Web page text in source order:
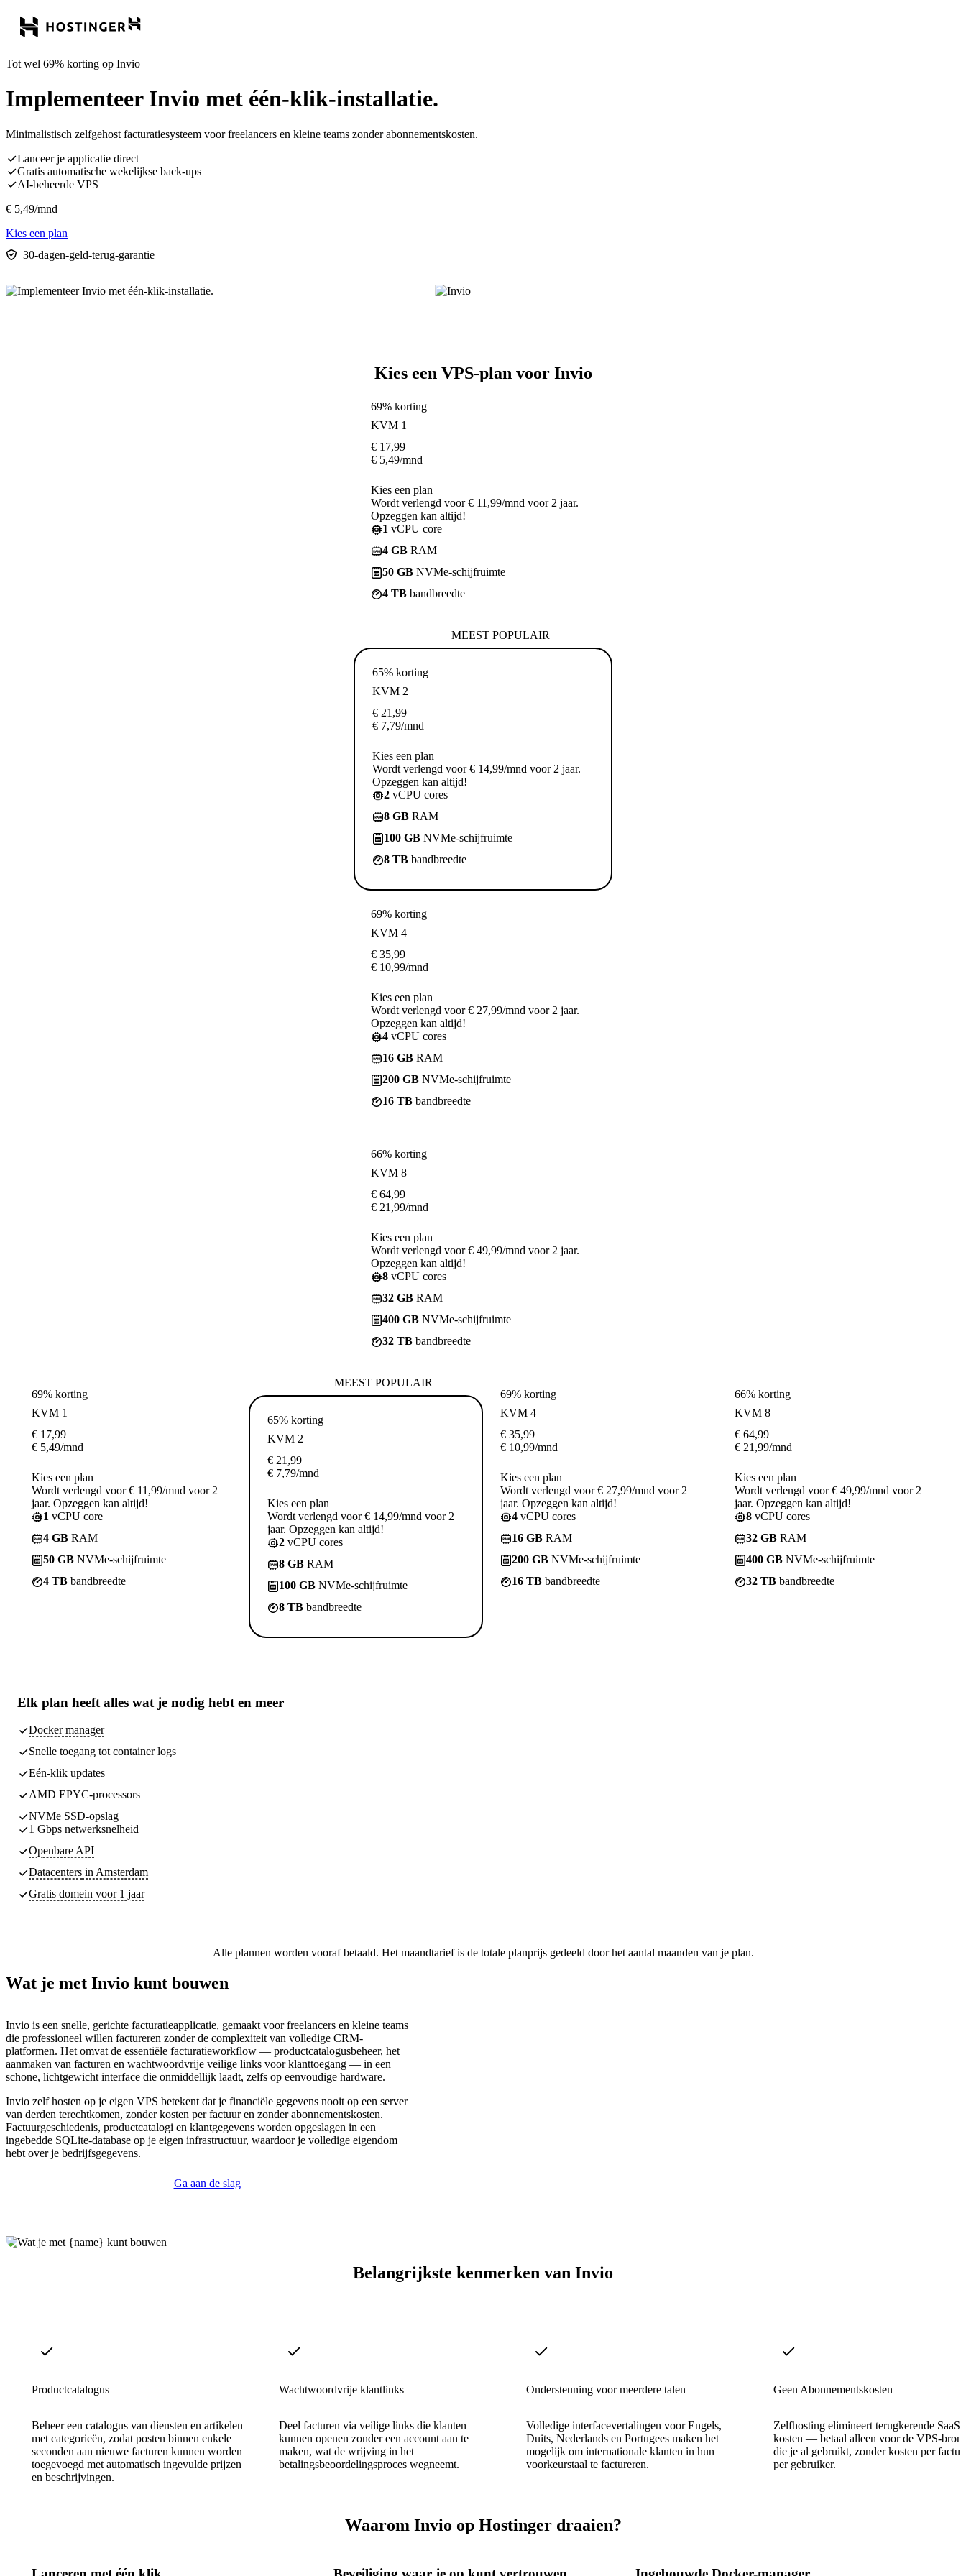
Tot wel 69% korting op Invio
Implementeer Invio met één-klik-installatie.
Minimalistisch zelfgehost facturatiesysteem voor freelancers en kleine teams zonder abonnementskosten.
Lanceer je applicatie direct
Gratis automatische wekelijkse back-ups
AI-beheerde VPS
€ 5,49/mnd
Kies een plan
30-dagen-geld-terug-garantie
Kies een VPS-plan voor Invio
69% korting
KVM 1
€ 17,99
€ 5,49/mnd
Kies een plan
Wordt verlengd voor € 11,99/mnd voor 2 jaar.
Opzeggen kan altijd!
1 vCPU core
4 GB RAM
50 GB NVMe-schijfruimte
4 TB bandbreedte
MEEST POPULAIR
65% korting
KVM 2
€ 21,99
€ 7,79/mnd
Kies een plan
Wordt verlengd voor € 14,99/mnd voor 2 jaar.
Opzeggen kan altijd!
2 vCPU cores
8 GB RAM
100 GB NVMe-schijfruimte
8 TB bandbreedte
69% korting
KVM 4
€ 35,99
€ 10,99/mnd
Kies een plan
Wordt verlengd voor € 27,99/mnd voor 2 jaar.
Opzeggen kan altijd!
4 vCPU cores
16 GB RAM
200 GB NVMe-schijfruimte
16 TB bandbreedte
66% korting
KVM 8
€ 64,99
€ 21,99/mnd
Kies een plan
Wordt verlengd voor € 49,99/mnd voor 2 jaar.
Opzeggen kan altijd!
8 vCPU cores
32 GB RAM
400 GB NVMe-schijfruimte
32 TB bandbreedte
69% korting
KVM 1
€ 17,99
€ 5,49/mnd
Kies een plan
Wordt verlengd voor € 11,99/mnd voor 2
jaar. Opzeggen kan altijd!
1 vCPU core
4 GB RAM
50 GB NVMe-schijfruimte
4 TB bandbreedte
MEEST POPULAIR
65% korting
KVM 2
€ 21,99
€ 7,79/mnd
Kies een plan
Wordt verlengd voor € 14,99/mnd voor 2
jaar. Opzeggen kan altijd!
2 vCPU cores
8 GB RAM
100 GB NVMe-schijfruimte
8 TB bandbreedte
69% korting
KVM 4
€ 35,99
€ 10,99/mnd
Kies een plan
Wordt verlengd voor € 27,99/mnd voor 2
jaar. Opzeggen kan altijd!
4 vCPU cores
16 GB RAM
200 GB NVMe-schijfruimte
16 TB bandbreedte
66% korting
KVM 8
€ 64,99
€ 21,99/mnd
Kies een plan
Wordt verlengd voor € 49,99/mnd voor 2
jaar. Opzeggen kan altijd!
8 vCPU cores
32 GB RAM
400 GB NVMe-schijfruimte
32 TB bandbreedte
Elk plan heeft alles wat je nodig hebt en meer
Docker manager
Snelle toegang tot container logs
Eén-klik updates
AMD EPYC-processors
NVMe SSD-opslag
1 Gbps netwerksnelheid
Openbare API
Datacenters in Amsterdam
Gratis domein voor 1 jaar
Alle plannen worden vooraf betaald. Het maandtarief is de totale planprijs gedeeld door het aantal maanden van je plan.
Wat je met Invio kunt bouwen
Invio is een snelle, gerichte facturatieapplicatie, gemaakt voor freelancers en kleine teams
die professioneel willen factureren zonder de complexiteit van volledige CRM-
platformen. Het omvat de essentiële facturatieworkflow — productcatalogusbeheer, het
aanmaken van facturen en wachtwoordvrije veilige links voor klanttoegang — in een
schone, lichtgewicht interface die onmiddellijk laadt, zelfs op eenvoudige hardware.
Invio zelf hosten op je eigen VPS betekent dat je financiële gegevens nooit op een server
van derden terechtkomen, zonder kosten per factuur en zonder abonnementskosten.
Factuurgeschiedenis, productcatalogi en klantgegevens worden opgeslagen in een
ingebedde SQLite-database op je eigen infrastructuur, waardoor je volledige eigendom
hebt over je bedrijfsgegevens.
Ga aan de slag
Belangrijkste kenmerken van Invio
Productcatalogus
Beheer een catalogus van diensten en artikelen
met categorieën, zodat posten binnen enkele
seconden aan nieuwe facturen kunnen worden
toegevoegd met automatisch ingevulde prijzen
en beschrijvingen.
Wachtwoordvrije klantlinks
Deel facturen via veilige links die klanten
kunnen openen zonder een account aan te
maken, wat de wrijving in het
betalingsbeoordelingsproces wegneemt.
Ondersteuning voor meerdere talen
Volledige interfacevertalingen voor Engels,
Duits, Nederlands en Portugees maken het
mogelijk om internationale klanten in hun
voorkeurstaal te factureren.
Geen Abonnementskosten
Zelfhosting elimineert terugkerende SaaS-
kosten — betaal alleen voor de VPS-
die je al gebruikt, zonder kosten per
per gebruiker.
Waarom Invio op Hostinger draaien?